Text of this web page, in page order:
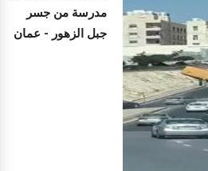
مدرسة من جسر
جبل الزهور - عمان